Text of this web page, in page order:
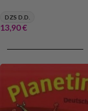
DZS D.D.
13,90€